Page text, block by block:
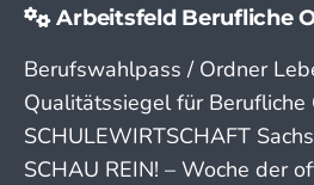
Arbeitsfeld Berufliche
Berufswahlpass / Ordner
Qualitätssiegel für Berufliche
SCHULEWIRTSCHAFT
SCHAU REIN! – Woche der